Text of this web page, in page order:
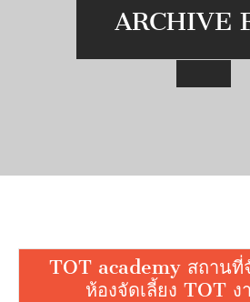
ARCHIVE
TOT academy สถานที่
ห้องจัดเลี้ยง TOT ง